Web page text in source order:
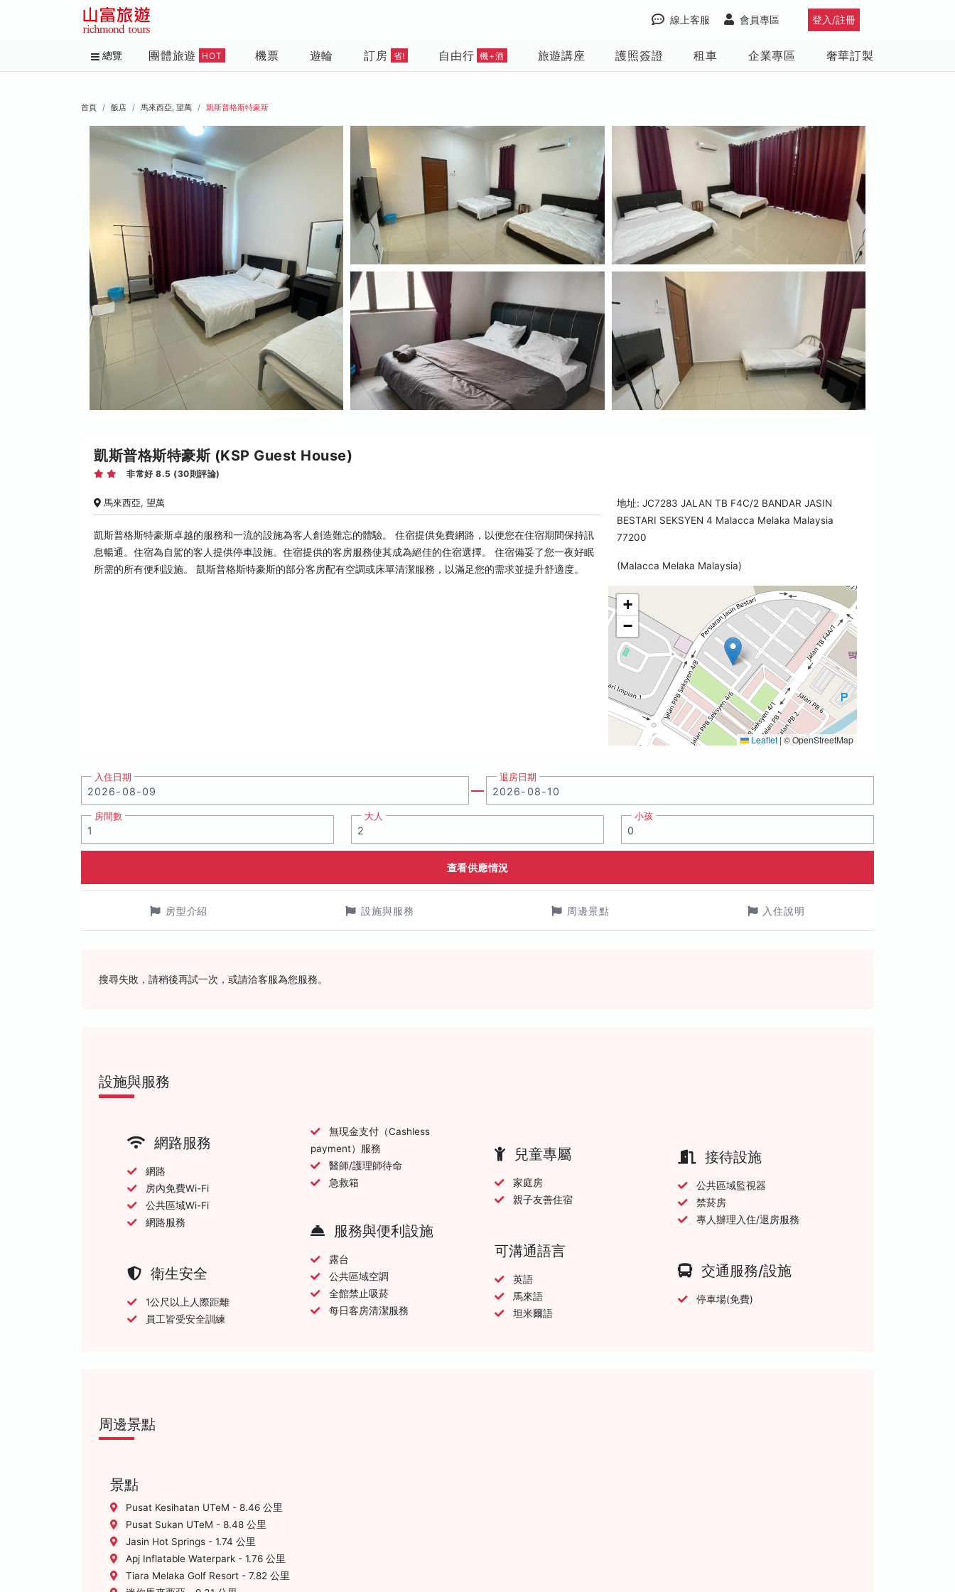
登入/註冊
會員專區
線上客服
總覽 團體旅遊 HOT 機票 遊輪 訂房 省! 自由行 機+酒 旅遊講座 護照簽證 租車 企業專區 奢華訂製
首頁 飯店 馬來西亞, 望萬 凱斯普格斯特豪斯
凱斯普格斯特豪斯 (KSP Guest House)
非常好 8.5 (30則評論)
馬來西亞, 望萬
凱斯普格斯特豪斯卓越的服務和一流的設施為客人創造難忘的體驗。 住宿提供免費網路，以便您在住宿期間保持訊
息暢通。住宿為自駕的客人提供停車設施。住宿提供的客房服務使其成為絕佳的住宿選擇。 住宿備妥了您一夜好眠
所需的所有便利設施。 凱斯普格斯特豪斯的部分客房配有空調或床單清潔服務，以滿足您的需求並提升舒適度。
地址: JC7283 JALAN TB F4C/2 BANDAR JASIN
BESTARI SEKSYEN 4 Malacca Melaka Malaysia
77200
(Malacca Melaka Malaysia)
+
−
Leaflet|© OpenStreetMap
入住日期 退房日期
房間數 大人 小孩
查看供應情況
房型介紹 設施與服務 周邊景點 入住說明
搜尋失敗，請稍後再試一次，或請洽客服為您服務。
設施與服務
網路服務
網路
房內免費Wi-Fi
公共區域Wi-Fi
網路服務
衛生安全
1公尺以上人際距離
員工皆受安全訓練
無現金支付（Cashless
payment）服務
醫師/護理師待命
急救箱
服務與便利設施
露台
公共區域空調
全館禁止吸菸
每日客房清潔服務
兒童專屬
家庭房
親子友善住宿
可溝通語言
英語
馬來語
坦米爾語
接待設施
公共區域監視器
禁菸房
專人辦理入住/退房服務
交通服務/設施
停車場(免費)
周邊景點
景點
Pusat Kesihatan UTeM - 8.46 公里
Pusat Sukan UTeM - 8.48 公里
Jasin Hot Springs - 1.74 公里
Apj Inflatable Waterpark - 1.76 公里
Tiara Melaka Golf Resort - 7.82 公里